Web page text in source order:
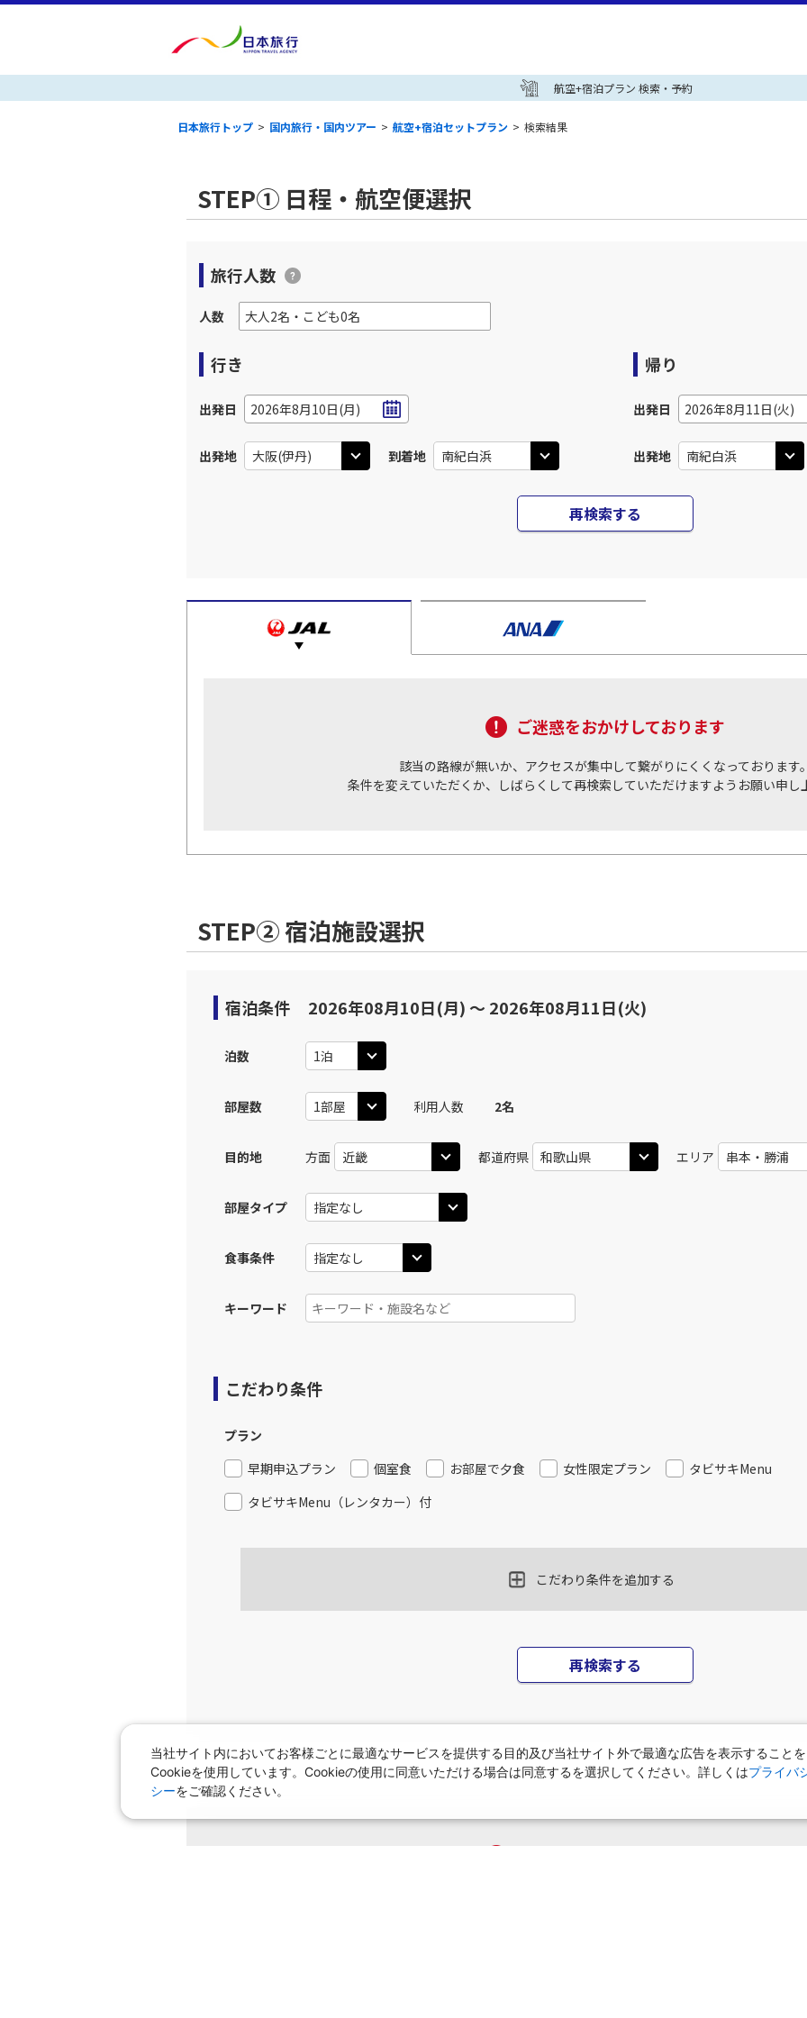
航空+宿泊プラン 検索・予約
日本旅行トップ > 国内旅行・国内ツアー > 航空+宿泊セットプラン > 検索結果
STEP① 日程・航空便選択
旅行人数
人数
行き
出発日 2026年8月10日(月)
出発地 到着地
帰り
出発日 2026年8月11日(火)
出発地
再検索する
ご迷惑をおかけしております
該当の路線が無いか、アクセスが集中して繋がりにくくなっております
条件を変えていただくか、しばらくして再検索していただけますようお願い申し
STEP② 宿泊施設選択
宿泊条件 2026年08月10日(月) 〜 2026年08月11日(火)
泊数
部屋数 利用人数 2名
目的地 方面 都道府県 エリア
部屋タイプ
食事条件
キーワード
こだわり条件
プラン
早期申込プラン
個室食 お部屋で夕食 女性限定プラン
タビサキMenu
タビサキMenu（レンタカー）付
こだわり条件を追加する
再検索する
当社サイト内においてお客様ごとに最適なサービスを提供する目的及び当社サイト外で最適な広告を表示すること
Cookieを使用しています。Cookieの使用に同意いただける場合は同意するを選択してください。詳しくはプライバ
シーをご確認ください。